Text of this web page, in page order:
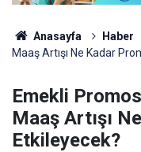
Anasayfa Haber
Maaş Artışı Ne Kadar
Emekli
Maaş Artışı
Etkileyecek?